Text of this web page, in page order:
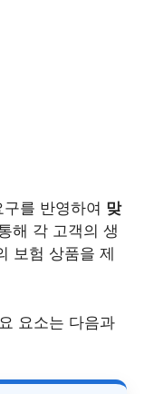
를 반영하여 맞
해 각 고객의 생
보험 상품을 제
요소는 다음과